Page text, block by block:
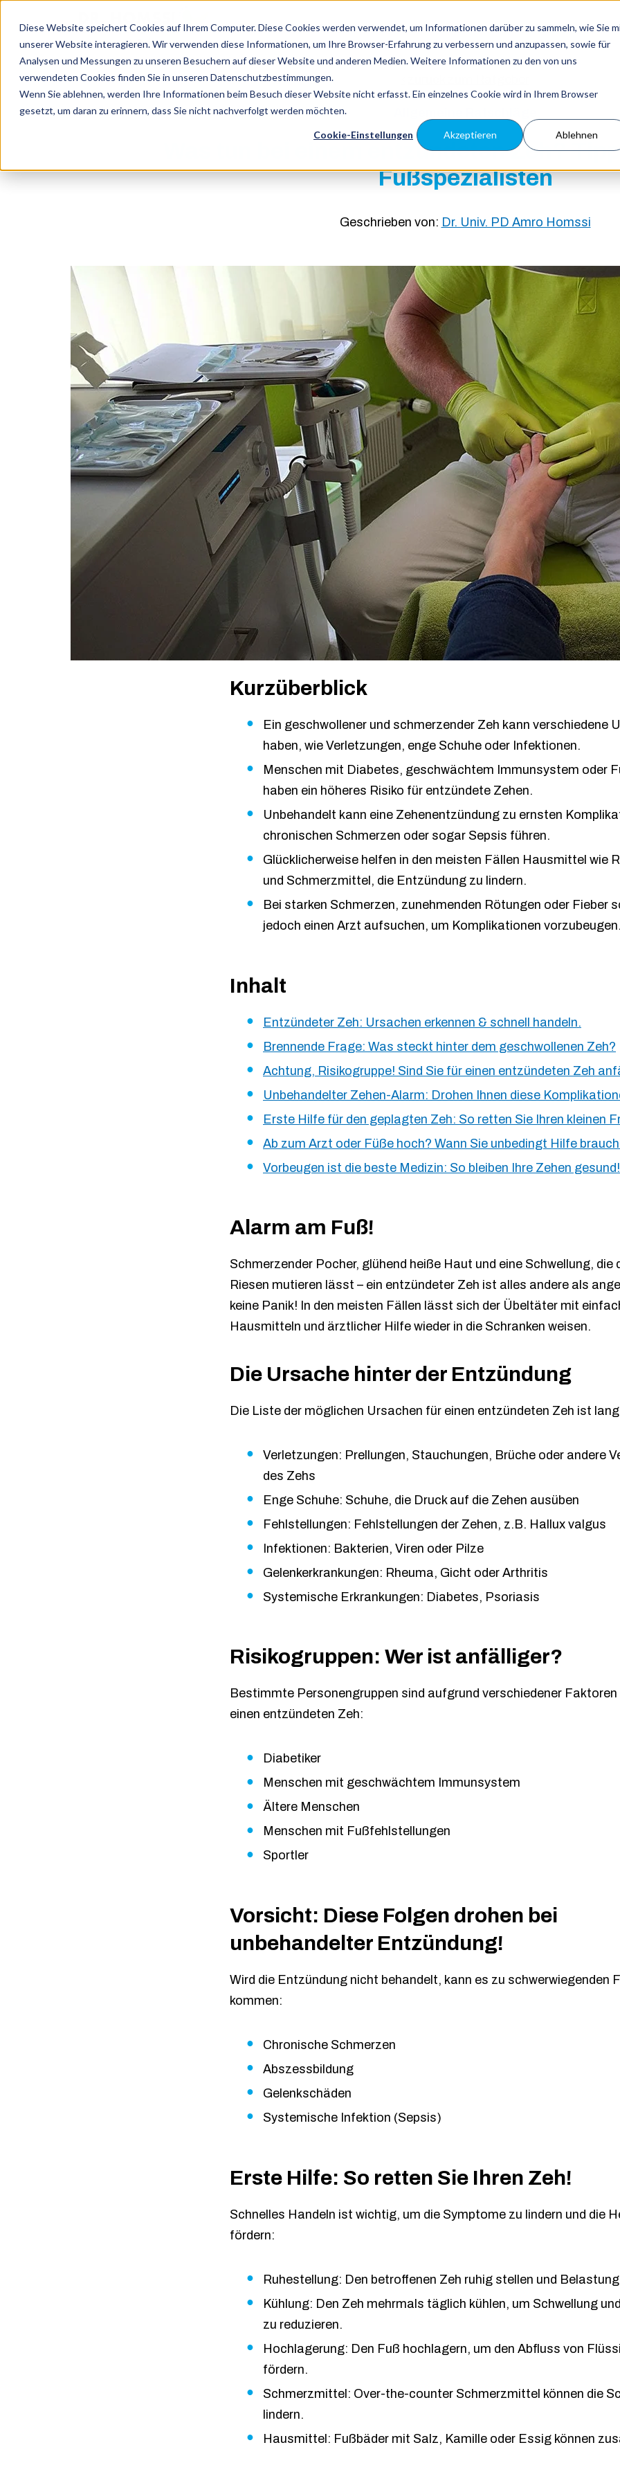
Diese Website speichert Cookies auf Ihrem Computer. Diese Cookies werden verwendet, um Informationen darüber zu sammeln, wie Sie
unserer Website interagieren. Wir verwenden diese Informationen, um Ihre Browser-Erfahrung zu verbessern und anzupassen, sowie für
Analysen und Messungen zu unseren Besuchern auf dieser Website und anderen Medien. Weitere Informationen zu den von uns
verwendeten Cookies finden Sie in unseren Datenschutzbestimmungen.
Wenn Sie ablehnen, werden Ihre Informationen beim Besuch dieser Website nicht erfasst. Ein einzelnes Cookie wird in Ihrem Browser
gesetzt, um daran zu erinnern, dass Sie nicht nachverfolgt werden möchten.
Cookie-Einstellungen Akzeptieren Ablehnen
SKIP
CONTENT
Dr. Homssi Eingewachsener Zehennagel Toggle
for
Eingewachsener
Zehennagel
Nagelpilz
Was tun bei einem entzündeten Zeh?
Fußspezialisten
Geschrieben von: Dr. Univ. PD Amro Homssi
Kurzüberblick
Ein geschwollener und schmerzender Zeh kann verschiedene
haben, wie Verletzungen, enge Schuhe oder Infektionen.
Menschen mit Diabetes, geschwächtem Immunsystem oder
haben ein höheres Risiko für entzündete Zehen.
Unbehandelt kann eine Zehenentzündung zu ernsten
chronischen Schmerzen oder sogar Sepsis führen.
Glücklicherweise helfen in den meisten Fällen Hausmittel wie
und Schmerzmittel, die Entzündung zu lindern.
Bei starken Schmerzen, zunehmenden Rötungen oder Fieber
jedoch einen Arzt aufsuchen, um Komplikationen vorzubeugen.
Inhalt
Entzündeter Zeh: Ursachen erkennen & schnell handeln.
Brennende Frage: Was steckt hinter dem geschwollenen Zeh?
Achtung, Risikogruppe! Sind Sie für einen entzündeten Zeh
Unbehandelter Zehen-Alarm: Drohen Ihnen diese
Erste Hilfe für den geplagten Zeh: So retten Sie Ihren kleinen
Ab zum Arzt oder Füße hoch? Wann Sie unbedingt Hilfe
Vorbeugen ist die beste Medizin: So bleiben Ihre Zehen gesund!
Alarm am Fuß!
Schmerzender Pocher, glühend heiße Haut und eine Schwellung, die
Riesen mutieren lässt – ein entzündeter Zeh ist alles andere als
keine Panik! In den meisten Fällen lässt sich der Übeltäter mit
Hausmitteln und ärztlicher Hilfe wieder in die Schranken weisen.
Die Ursache hinter der Entzündung
Die Liste der möglichen Ursachen für einen entzündeten Zeh ist
Verletzungen: Prellungen, Stauchungen, Brüche oder andere
des Zehs
Enge Schuhe: Schuhe, die Druck auf die Zehen ausüben
Fehlstellungen: Fehlstellungen der Zehen, z.B. Hallux valgus
Infektionen: Bakterien, Viren oder Pilze
Gelenkerkrankungen: Rheuma, Gicht oder Arthritis
Systemische Erkrankungen: Diabetes, Psoriasis
Risikogruppen: Wer ist anfälliger?
Bestimmte Personengruppen sind aufgrund verschiedener
einen entzündeten Zeh:
Diabetiker
Menschen mit geschwächtem Immunsystem
Ältere Menschen
Menschen mit Fußfehlstellungen
Sportler
Vorsicht: Diese Folgen drohen bei
unbehandelter Entzündung!
Wird die Entzündung nicht behandelt, kann es zu schwerwiegenden
kommen:
Chronische Schmerzen
Abszessbildung
Gelenkschäden
Systemische Infektion (Sepsis)
Erste Hilfe: So retten Sie Ihren Zeh!
Schnelles Handeln ist wichtig, um die Symptome zu lindern und die
fördern:
Ruhestellung: Den betroffenen Zeh ruhig stellen und
Kühlung: Den Zeh mehrmals täglich kühlen, um Schwellung
zu reduzieren.
Hochlagerung: Den Fuß hochlagern, um den Abfluss von
fördern.
Schmerzmittel: Over-the-counter Schmerzmittel können die
lindern.
Hausmittel: Fußbäder mit Salz, Kamille oder Essig können